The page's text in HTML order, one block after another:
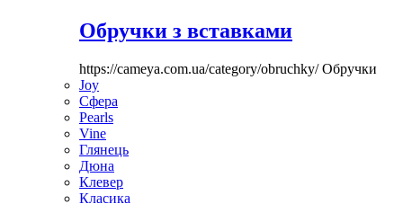
Обручки з вставками
https://cameya.com.ua/category/obruchky/Обручки
Joy
Сфера
Pearls
Vine
Глянець
Дюна
Клевер
Класика